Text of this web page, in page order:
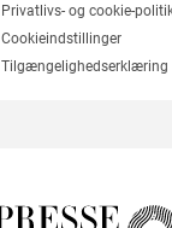
Privatlivs- og cookie-
Cookieindstillinger
Tilgængelighedserklæring